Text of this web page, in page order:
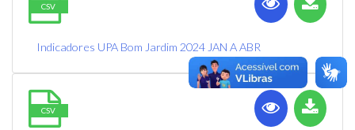
CSV
Indicadores UPA Bom Jardim 2024 JAN A ABR
CSV